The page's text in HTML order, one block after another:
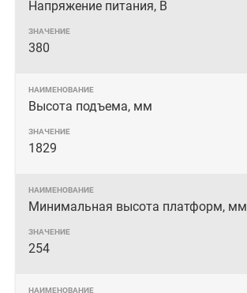
Напряжение питания, В
380
Высота подъема, мм
1829
Минимальная высота платформ, мм
254